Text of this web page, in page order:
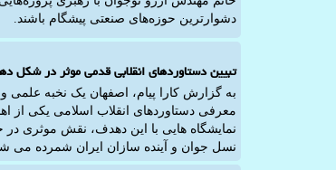
دشوارترین حوزه‌های صنعتی پیشگام باشند.
تبیین دستاوردهای انقلابی قدمی موثر در شکل
معرفی دستاوردهای انقلاب اسلامی یکی از
نمایشگاه هایی با این دهدف، نقش موثری
نسل جوان و آینده سازان ایران شمرده می